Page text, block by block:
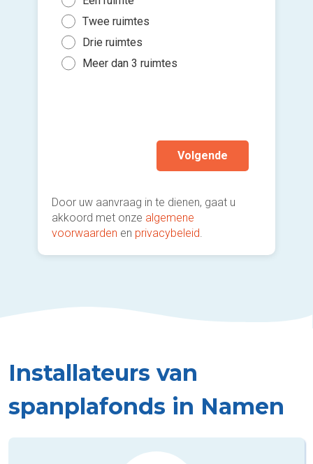
Twee ruimtes
Drie ruimtes
Meer dan 3 ruimtes
Volgende
Door uw aanvraag in te dienen, gaat u
akkoord met onze algemene
voorwaarden en privacybeleid
Installateurs van
spanplafonds in Namen